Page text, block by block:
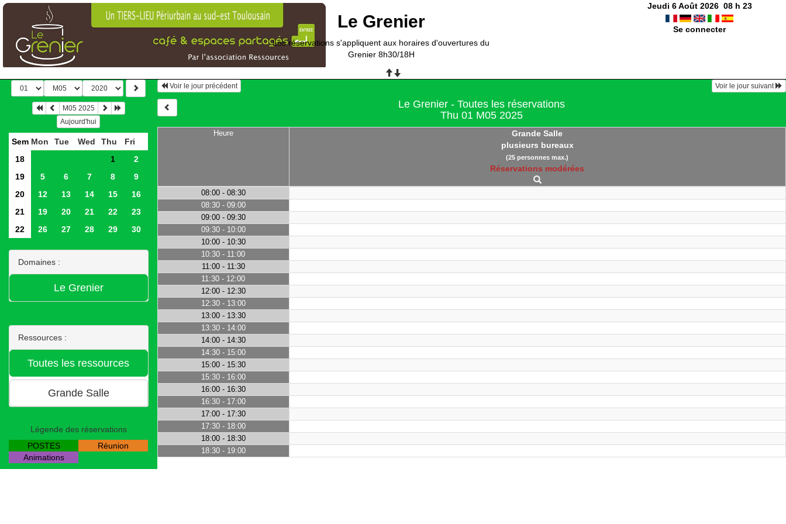
Le Grenier
Les réservations s'appliquent aux horaires d'ouvertures du
Grenier 8h30/18H
Jeudi 6 Août 2026 08h 23
Se connecter
M05 2025
Aujourd'hui
Sem Mon Tue Wed Thu
Fri
18
1
2
19
5 6 7 8
9
20
12 13 14 15
16
21
19 20 21 22
23
22
26 27 28 29 30
Domaines :
Ressources :
Légende des réservations
POSTES
Réunion
Animations
Voir le jour précédent Voir le jour suivant
Le Grenier - Toutes les réservations
Thu 01 M05 2025
Heure
Grande Salle
plusieurs bureaux
(25 personnes max.)
Réservations modérées
08:00 - 08:30
08:30 - 09:00
09:00 - 09:30
09:30 - 10:00
10:00 - 10:30
10:30 - 11:00
11:00 - 11:30
11:30 - 12:00
12:00 - 12:30
12:30 - 13:00
13:00 - 13:30
13:30 - 14:00
14:00 - 14:30
14:30 - 15:00
15:00 - 15:30
15:30 - 16:00
16:00 - 16:30
16:30 - 17:00
17:00 - 17:30
17:30 - 18:00
18:00 - 18:30
18:30 - 19:00